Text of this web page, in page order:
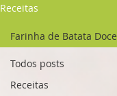
Receitas
Todos posts
Receitas
Farinha de Batata Doce